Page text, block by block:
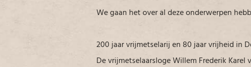
We gaan het over al deze onderwerpen
200 jaar vrijmetselarij en 80 jaar vrijheid in
De vrijmetselaarsloge Willem Frederik